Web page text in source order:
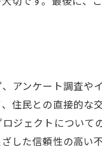
アンケート調査や
住民との直接的な
ジェクトについて
した信頼性の高い